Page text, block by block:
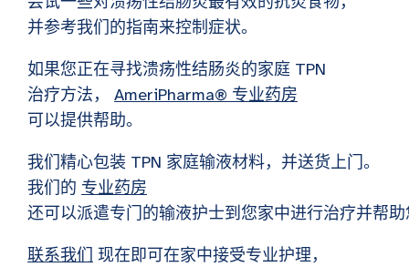
并参考我们的指南来控制症状。
如果您正在寻找溃疡性结肠炎的家庭 TPN
治疗方法， AmeriPharma® 专业药房
可以提供帮助。
我们精心包装 TPN 家庭输液材料，并送货上门。
我们的 专业药房
还可以派遣专门的输液护士到您家中进行治疗并帮
联系我们 现在即可在家中接受专业护理，